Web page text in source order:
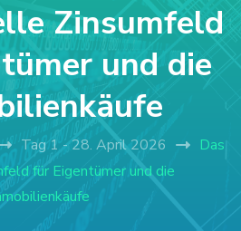
Zinsumfeld
und die
Tag 1 - 28. April 2026
Das
für Eigentümer und die